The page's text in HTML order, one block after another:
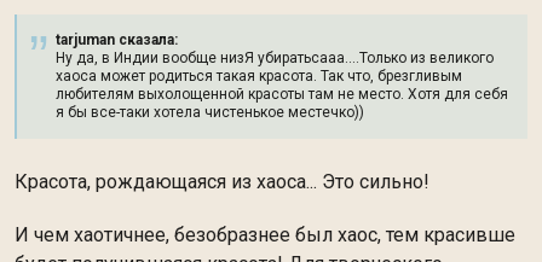
tarjuman сказалa:
Ну да, в Индии вообще низЯ убиратьсааа....Только из великого
хаоса может родиться такая красота. Так что, брезгливым
любителям выхолощенной красоты там не место. Хотя для себя
я бы все-таки хотела чистенькое местечко))
Красота, рождающаяся из хаоса... Это сильно!
И чем хаотичнее, безобразнее был хаос, тем красивше